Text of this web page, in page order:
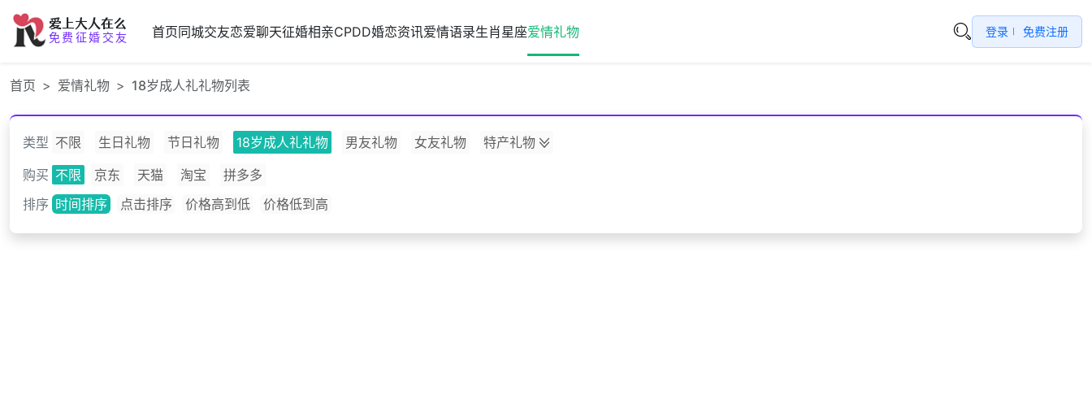
爱上大人在么
免费征婚交友 首页同城交友恋爱聊天征婚相亲CPDD婚恋资讯爱情语录生肖星座爱情礼物 登录  免费注册
首页 爱情礼物 18岁成人礼礼物列表
类型 不限 生日礼物 节日礼物 18岁成人礼礼物 男友礼物 女友礼物
特产礼物
购买 不限 京东 天猫 淘宝
拼多多
排序 时间排序 点击排序 价格高到低 价格低到高